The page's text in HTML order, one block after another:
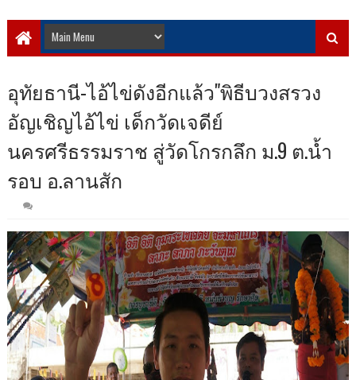
อุทัยธานี-ไอ้ไข่ดังอีกแล้ว"พิธีบวงสรวง
อัญเชิญไอ้ไข่ เด็กวัดเจดีย์
นครศรีธรรมราช สู่วัดโกรกลึก ม.9 ต.น้ำ
รอบ อ.ลานสัก